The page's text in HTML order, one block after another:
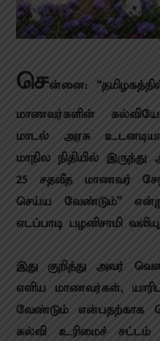
சென்னை:
மாணவர்களின்
மாடல் அரசு
மாநில நிதியில் இருந்து
25 சதவீத மாணவர்
செய்ய வேண்டும்”
எடப்பாடி பழனிசாமி
இது குறித்து அவர்
எளிய மாணவர்கள்,
வேண்டும் என்பதற்காக
கல்வி உரிமைச் சட்டம்